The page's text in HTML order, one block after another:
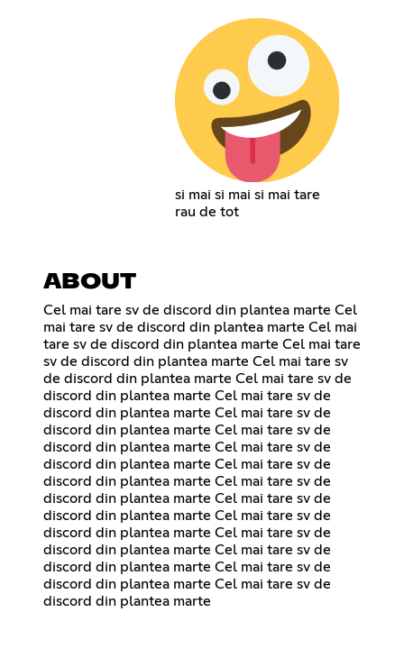
si mai si mai si mai tare
rau de tot
ABOUT
Cel mai tare sv de discord din plantea marte Cel
mai tare sv de discord din plantea marte Cel mai
tare sv de discord din plantea marte Cel mai tare
sv de discord din plantea marte Cel mai tare sv
de discord din plantea marte Cel mai tare sv de
discord din plantea marte Cel mai tare sv de
discord din plantea marte Cel mai tare sv de
discord din plantea marte Cel mai tare sv de
discord din plantea marte Cel mai tare sv de
discord din plantea marte Cel mai tare sv de
discord din plantea marte Cel mai tare sv de
discord din plantea marte Cel mai tare sv de
discord din plantea marte Cel mai tare sv de
discord din plantea marte Cel mai tare sv de
discord din plantea marte Cel mai tare sv de
discord din plantea marte Cel mai tare sv de
discord din plantea marte Cel mai tare sv de
discord din plantea marte